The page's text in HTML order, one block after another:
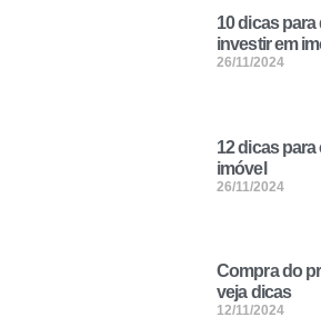
10 dicas
investir em
26/11/2024
12 dicas
imóvel
26/11/2024
Compra do
veja dicas
12/11/2024